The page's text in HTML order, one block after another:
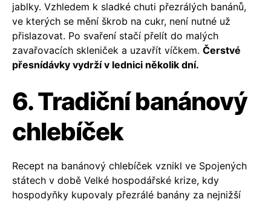
jablky. Vzhledem k sladké chuti přezrálých banánů,
ve kterých se mění škrob na cukr, není nutné už
přislazovat. Po svaření stačí přelít do malých
zavařovacích skleniček a uzavřít víčkem. Čerstvé
přesnídávky vydrží v lednici několik dní.
6. Tradiční banánový
chlebíček
Recept na banánový chlebíček vznikl ve Spojených
státech v době Velké hospodářské krize, kdy
hospodyňky kupovaly přezrálé banány za nejnižší